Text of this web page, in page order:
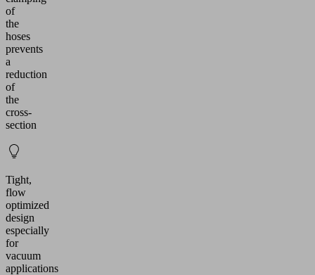
of
the
hoses
prevents
a
reduction
of
the
cross-
section
Tight,
flow
optimized
design
especially
for
vacuum
applications